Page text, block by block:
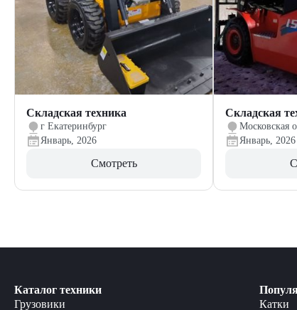
Складская техника
г Екатеринбург
Январь, 2026
Смотреть
Складская
Московская
Январь, 2026
Каталог техники
Грузовики
Катки